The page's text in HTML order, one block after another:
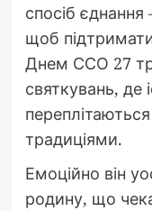
спосіб
щоб
Днем ССО 27
святкувань, де
традиціями.
Емоційно він
родину, що